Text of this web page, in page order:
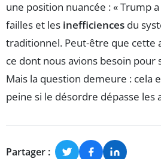
une position nuancée : « Trump
failles et les inefficiences du
traditionnel. Peut-être que cette
ce dont nous avions besoin pour
Mais la question demeure : cela
peine si le désordre dépasse les
Partager :